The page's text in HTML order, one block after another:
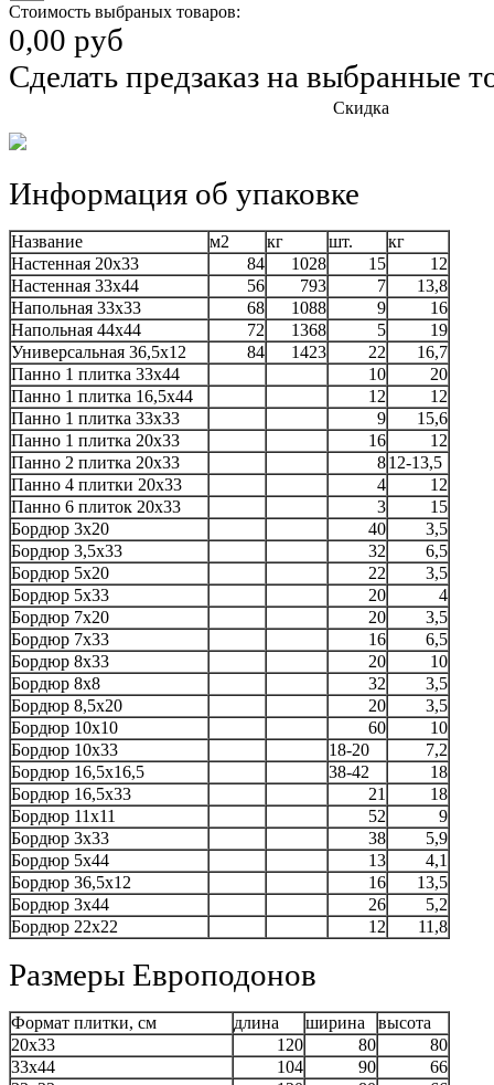
Стоимость выбраных товаров:
0,00 руб
Сделать предзаказ на выбранные
Скидка
Информация об упаковке
Название м2 кг шт.
кг
Настенная 20x33
84 1028 15
12
Настенная 33x44
56 793 7
13,8
Напольная 33x33
68 1088 9
16
Напольная 44x44
72 1368 5
19
Универсальная 36,5x12
84 1423 22
16,7
Панно 1 плитка 33x44
10
20
Панно 1 плитка 16,5x44
12
12
Панно 1 плитка 33x33
9
15,6
Панно 1 плитка 20x33
16
12
Панно 2 плитка 20x33
812-13,5
Панно 4 плитки 20x33
4
12
Панно 6 плиток 20x33
3
15
Бордюр 3x20
40
3,5
Бордюр 3,5x33
32
6,5
Бордюр 5x20
22
3,5
Бордюр 5x33
20
4
Бордюр 7x20
20
3,5
Бордюр 7x33
16
6,5
Бордюр 8x33
20
10
Бордюр 8x8
32
3,5
Бордюр 8,5x20
20
3,5
Бордюр 10x10
60
10
Бордюр 10x33
18-20
7,2
Бордюр 16,5x16,5
38-42
18
Бордюр 16,5x33
21
18
Бордюр 11x11
52
9
Бордюр 3x33
38
5,9
Бордюр 5x44
13
4,1
Бордюр 36,5x12
16
13,5
Бордюр 3x44
26
5,2
Бордюр 22x22
12 11,8
Размеры Европодонов
Формат плитки, см длина ширина
высота
20х33
120 80
80
33х44
104 90
66